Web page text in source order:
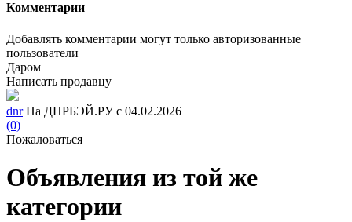
Комментарии
Добавлять комментарии могут только авторизованные
пользователи
Даром
Написать продавцу
dnr На ДНРБЭЙ.РУ с 04.02.2026
(0)
Пожаловаться
Объявления из той же
категории